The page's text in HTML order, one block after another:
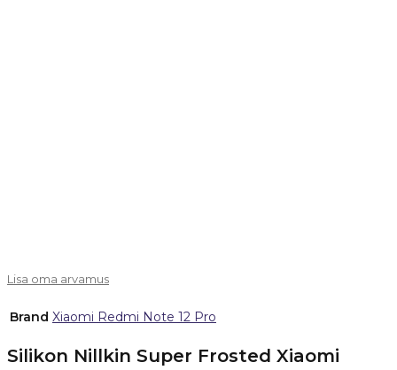
Lisa oma arvamus
Brand Xiaomi Redmi Note 12 Pro
Silikon Nillkin Super Frosted Xiaomi